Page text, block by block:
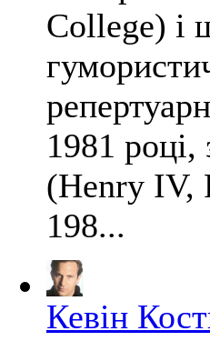
College) і
1981
(Henry IV,
198...
Кевін